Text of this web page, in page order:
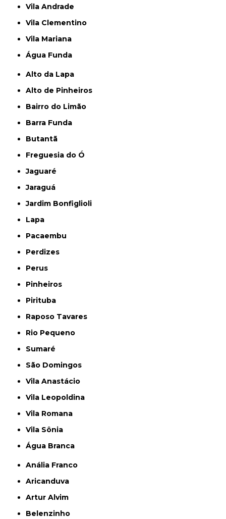
Vila Andrade
Vila Clementino
Vila Mariana
Água Funda
Alto da Lapa
Alto de Pinheiros
Bairro do Limão
Barra Funda
Butantã
Freguesia do Ó
Jaguaré
Jaraguá
Jardim Bonfiglioli
Lapa
Pacaembu
Perdizes
Perus
Pinheiros
Pirituba
Raposo Tavares
Rio Pequeno
Sumaré
São Domingos
Vila Anastácio
Vila Leopoldina
Vila Romana
Vila Sônia
Água Branca
Anália Franco
Aricanduva
Artur Alvim
Belenzinho